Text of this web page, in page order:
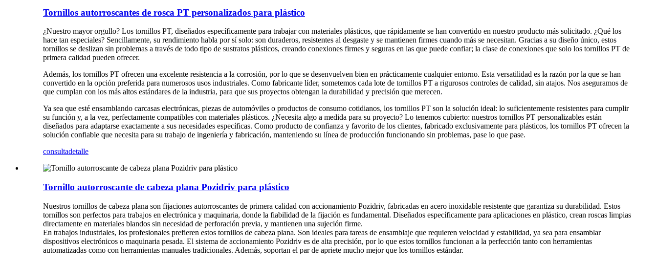
Tornillos autorroscantes de rosca PT personalizados para plástico
¿Nuestro mayor orgullo? Los tornillos PT, diseñados específicamente para trabajar con materiales plásticos, que rápidamente se han convertido en nuestro producto más solicitado. ¿Qué los
hace tan especiales? Sencillamente, su rendimiento habla por sí solo: son duraderos, resistentes al desgaste y se mantienen firmes cuando más se necesitan. Gracias a su diseño único, estos
tornillos se deslizan sin problemas a través de todo tipo de sustratos plásticos, creando conexiones firmes y seguras en las que puede confiar; la clase de conexiones que solo los tornillos PT de
primera calidad pueden ofrecer.
Además, los tornillos PT ofrecen una excelente resistencia a la corrosión, por lo que se desenvuelven bien en prácticamente cualquier entorno. Esta versatilidad es la razón por la que se han
convertido en la opción preferida para numerosos usos industriales. Como fabricante líder, sometemos cada lote de tornillos PT a rigurosos controles de calidad, sin atajos. Nos aseguramos de
que cumplan con los más altos estándares de la industria, para que sus proyectos obtengan la durabilidad y precisión que merecen.
Ya sea que esté ensamblando carcasas electrónicas, piezas de automóviles o productos de consumo cotidianos, los tornillos PT son la solución ideal: lo suficientemente resistentes para cumplir
su función y, a la vez, perfectamente compatibles con materiales plásticos. ¿Necesita algo a medida para su proyecto? Lo tenemos cubierto: nuestros tornillos PT personalizables están
diseñados para adaptarse exactamente a sus necesidades específicas. Como producto de confianza y favorito de los clientes, fabricado exclusivamente para plásticos, los tornillos PT ofrecen la
solución confiable que necesita para su trabajo de ingeniería y fabricación, manteniendo su línea de producción funcionando sin problemas, pase lo que pase.
consultadetalle
Tornillo autorroscante de cabeza plana Pozidriv para plástico
Nuestros tornillos de cabeza plana son fijaciones autorroscantes de primera calidad con accionamiento Pozidriv, fabricadas en acero inoxidable resistente que garantiza su durabilidad. Estos
tornillos son perfectos para trabajos en electrónica y maquinaria, donde la fiabilidad de la fijación es fundamental. Diseñados específicamente para aplicaciones en plástico, crean roscas limpias
directamente en materiales blandos sin necesidad de perforación previa, y mantienen una sujeción firme.
En trabajos industriales, los profesionales prefieren estos tornillos de cabeza plana. Son ideales para tareas de ensamblaje que requieren velocidad y estabilidad, ya sea para ensamblar
dispositivos electrónicos o maquinaria pesada. El sistema de accionamiento Pozidriv es de alta precisión, por lo que estos tornillos funcionan a la perfección tanto con herramientas
automatizadas como con herramientas manuales tradicionales. Además, soportan el par de apriete mucho mejor que los tornillos estándar.